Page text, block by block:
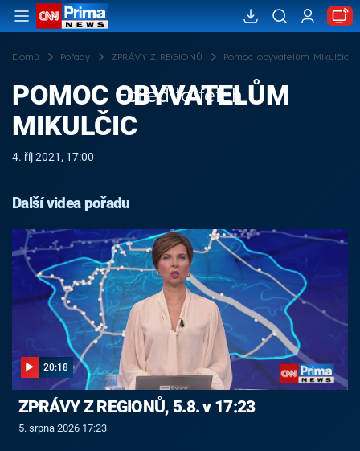
Domů Pořady ZPRÁVY Z REGIONŮ Pomoc obyvatelům Mikulčic
Failed to fetch
POMOC OBYVATELŮM
MIKULČIC
4. říj 2021, 17:00
Další videa pořadu
20:18
ZPRÁVY Z REGIONŮ, 5.8. v 17:23
5. srpna 2026 17:23